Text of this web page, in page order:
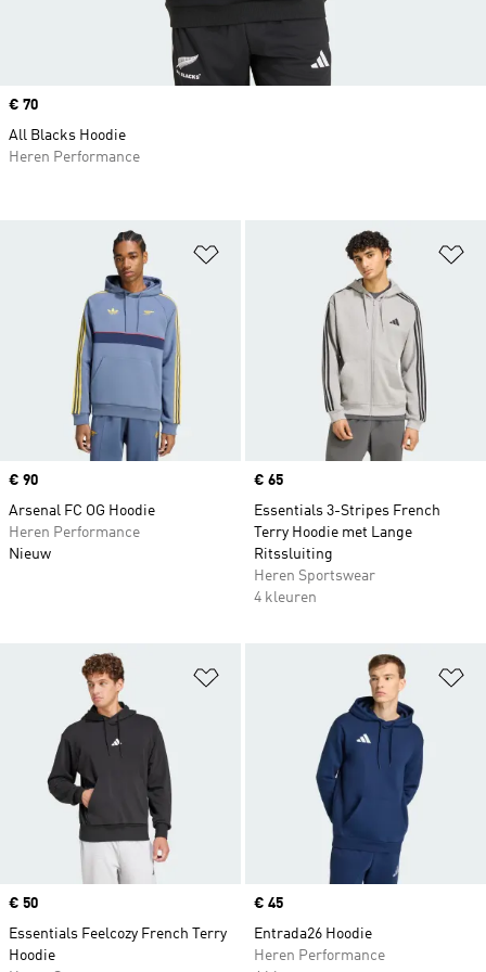
Op verlanglijst zetten
Price
€ 90
Arsenal FC OG Hoodie
Heren Performance
Nieuw
Price
€ 65
Essentials 3-Stripes French
Terry Hoodie met Lange
Ritssluiting
Heren Sportswear
4 kleuren
Op verlanglijst zetten
Price
€ 50
Essentials Feelcozy French Terry
Hoodie
Price
€ 45
Entrada26 Hoodie
Heren Performance
Price
€ 70
All Blacks Hoodie
Heren Performance